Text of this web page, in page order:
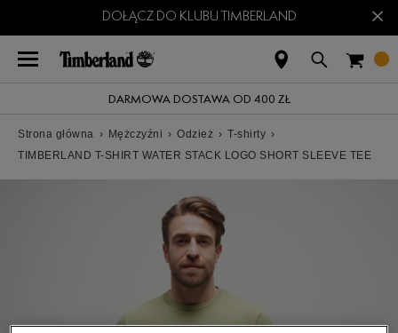
DOŁĄCZ DO KLUBU TIMBERLAND ×
DARMOWA DOSTAWA OD 400 ZŁ
Strona główna › Mężczyźni › Odzież › T-shirty ›
TIMBERLAND T-SHIRT WATER STACK LOGO SHORT SLEEVE TEE